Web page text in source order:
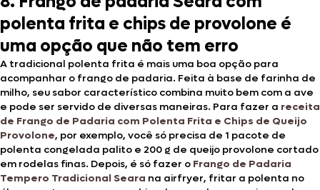
polenta frita e chips de provolone é
uma opção que não tem erro
A tradicional polenta frita é mais uma boa opção para
acompanhar o frango de padaria. Feita à base de farinha de
milho, seu sabor característico combina muito bem com a ave
e pode ser servido de diversas maneiras. Para fazer a receita
de Frango de Padaria com Polenta Frita e Chips de Queijo
Provolone, por exemplo, você só precisa de 1 pacote de
polenta congelada palito e 200 g de queijo provolone cortado
em rodelas finas. Depois, é só fazer o Frango de Padaria
Tempero Tradicional Seara na airfryer, fritar a polenta no